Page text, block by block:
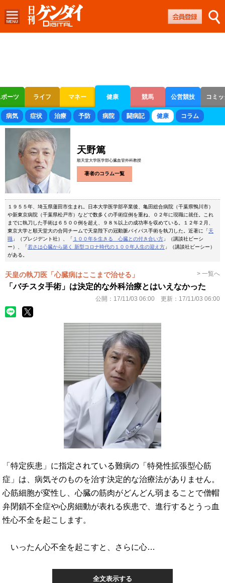
ーツ ライフ マネー 健康 競馬 公営競技 コミ
ボートレース 競輪 オートレース
病気 症状 治療 予防 病院 闘病記 健康 コラム
天野篤
順天堂大学医学部心臓血管外科教授
著者のコラム一覧
１９５５年、埼玉県蓮田市生まれ。日本大学医学部卒業後、亀田総合病院（千葉県鴨川市）
や新東京病院（千葉県松戸市）などで数多くの手術症例を重ね、０２年に現職に就任。これ
までに執刀した手術は６５００例を超え、９８％以上の成功率を収めている。１２年２月、
東京大学と順天堂大の合同チームで天皇陛下の冠動脈バイパス手術を執刀した。近著に「天
職 」（プレジデント社）、「 １００年を生きる 心臓との付き合い方 」（講談社ビーシ
ー）、「若さは心臓から築く 新型コロナ時代の１００年人生の迎え方 」（講談社ビーシー）
がある。
天皇の執刀医「心臓病はここまで治せる」 > 一覧へ
「バチスタ手術」は決定的な外科治療とはいえなかった
公開： 17/11/03 06:00 更新： 17/11/03 06:00
「特定疾患」に指定されている難病の「特発性拡張型心筋
症」は、病気そのものを治す決定的な治療法がありません。
心筋細胞が変性し、心臓の筋肉がどんどん弱まることで僧帽
弁閉鎖不全症や心房細動が表れる疾患で、進行するとうっ血
性心不全を起こします。
いったん心不全を起こすと、さらに心…
全文表示する